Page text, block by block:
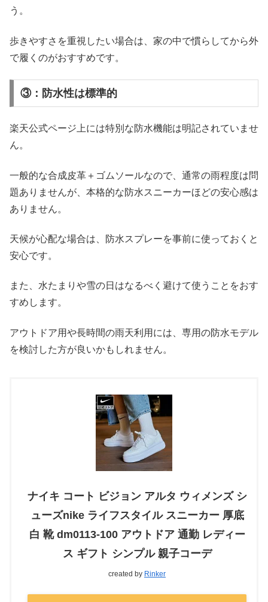
う。
歩きやすさを重視したい場合は、家の中で慣らしてから外
で履くのがおすすめです。
③：防水性は標準的
楽天公式ページ上には特別な防水機能は明記されていませ
ん。
一般的な合成皮革＋ゴムソールなので、通常の雨程度は問
題ありませんが、本格的な防水スニーカーほどの安心感は
ありません。
天候が心配な場合は、防水スプレーを事前に使っておくと
安心です。
また、水たまりや雪の日はなるべく避けて使うことをおす
すめします。
アウトドア用や長時間の雨天利用には、専用の防水モデル
を検討した方が良いかもしれません。
ナイキ コート ビジョン アルタ ウィメンズ シ
ューズnike ライフスタイル スニーカー 厚底
白 靴 dm0113-100 アウトドア 通勤 レディー
ス ギフト シンプル 親子コーデ
created by Rinker